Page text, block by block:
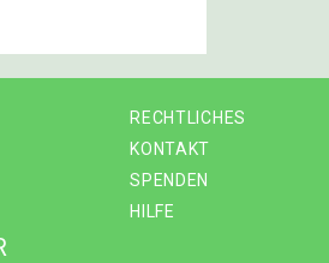
RECHTLICHES
KONTAKT
SPENDEN
HILFE